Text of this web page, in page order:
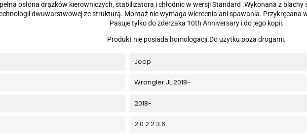
osłona drążków kierowniczych, stabilizatora i chłodnic w wersji Standard .Wykonana z
dwuwarstwowej ze strukturą. Montaż nie wymaga wiercenia ani spawania. Przykręcana
Pasuje tylko do zderzaka 10th Anniversary i do jego kopii.
Produkt nie posiada homologacji.Do użytku poza drogami.
Jeep
Wrangler JL 2018-
2018-
2.0 2.2 3.6